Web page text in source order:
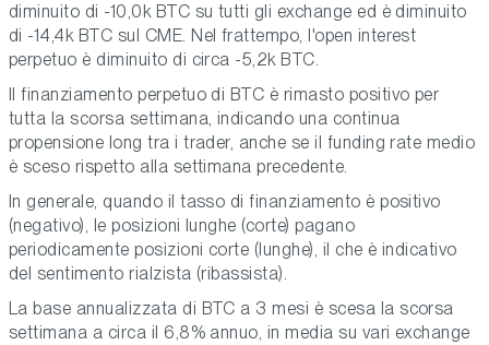
diminuito di -10,0k BTC su tutti gli exchange ed è diminuito
di -14,4k BTC sul CME. Nel frattempo, l'open interest
perpetuo è diminuito di circa -5,2k BTC.
Il finanziamento perpetuo di BTC è rimasto positivo per
tutta la scorsa settimana, indicando una continua
propensione long tra i trader, anche se il funding rate medio
è sceso rispetto alla settimana precedente.
In generale, quando il tasso di finanziamento è positivo
(negativo), le posizioni lunghe (corte) pagano
periodicamente posizioni corte (lunghe), il che è indicativo
del sentimento rialzista (ribassista).
La base annualizzata di BTC a 3 mesi è scesa la scorsa
settimana a circa il 6,8% annuo, in media su vari exchange